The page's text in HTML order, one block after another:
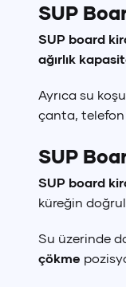
SUP
SUP board
ağırlık
Ayrıca su
çanta, telefon
SUP
SUP board
küreğin
Su üzerinde
çökme